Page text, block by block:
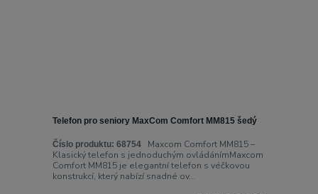
Telefon pro seniory MaxCom Comfort MM815 šedý
Číslo produktu: 68754Maxcom Comfort MM815 –
Klasický telefon s jednoduchým ovládánímMaxcom
Comfort MM815 je elegantní telefon s véčkovou
konstrukcí, který nabízí snadné ov...